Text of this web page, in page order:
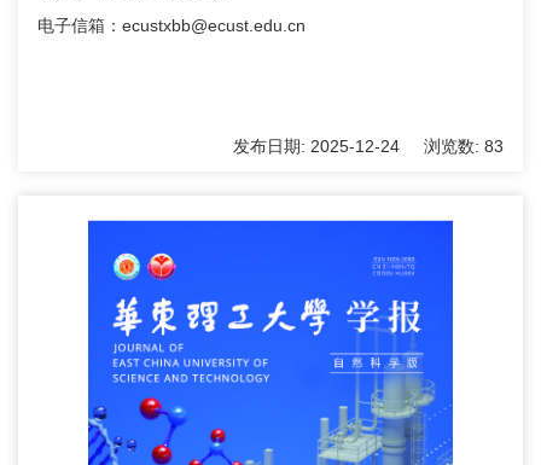
电子信箱：ecustxbb@ecust.edu.cn
发布日期: 2025-12-24 浏览数: 83